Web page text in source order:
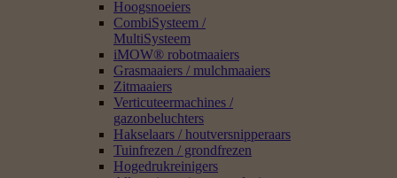
Hoogsnoeiers
CombiSysteem /
MultiSysteem
iMOW® robotmaaiers
Grasmaaiers / mulchmaaiers
Zitmaaiers
Verticuteermachines /
gazonbeluchters
Hakselaars / houtversnipperaars
Tuinfrezen / grondfrezen
Hogedrukreinigers